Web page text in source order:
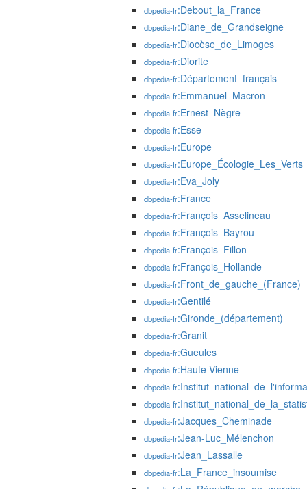
dbpedia-fr:Debout_la_France
dbpedia-fr:Diane_de_Grandseigne
dbpedia-fr:Diocèse_de_Limoges
dbpedia-fr:Diorite
dbpedia-fr:Département_français
dbpedia-fr:Emmanuel_Macron
dbpedia-fr:Ernest_Nègre
dbpedia-fr:Esse
dbpedia-fr:Europe
dbpedia-fr:Europe_Écologie_Les_Verts
dbpedia-fr:Eva_Joly
dbpedia-fr:France
dbpedia-fr:François_Asselineau
dbpedia-fr:François_Bayrou
dbpedia-fr:François_Fillon
dbpedia-fr:François_Hollande
dbpedia-fr:Front_de_gauche_(France)
dbpedia-fr:Gentilé
dbpedia-fr:Gironde_(département)
dbpedia-fr:Granit
dbpedia-fr:Gueules
dbpedia-fr:Haute-Vienne
dbpedia-fr
dbpedia-fr
dbpedia-fr:Jacques_Cheminade
dbpedia-fr:Jean-Luc_Mélenchon
dbpedia-fr:Jean_Lassalle
dbpedia-fr:La_France_insoumise